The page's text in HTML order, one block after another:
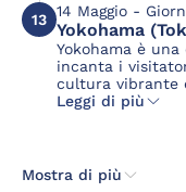
13 14 Maggio -
Yokohama
Yokohama è
incanta i
cultura vibrante
Leggi di più
Mostra di più